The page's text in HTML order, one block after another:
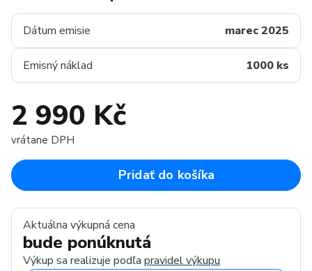
Dátum emisie marec 2025
Emisný náklad 1000 ks
2 990 Kč
vrátane DPH
Pridať do košíka
Aktuálna výkupná cena
bude ponúknutá
Výkup sa realizuje podľa pravidel výkupu